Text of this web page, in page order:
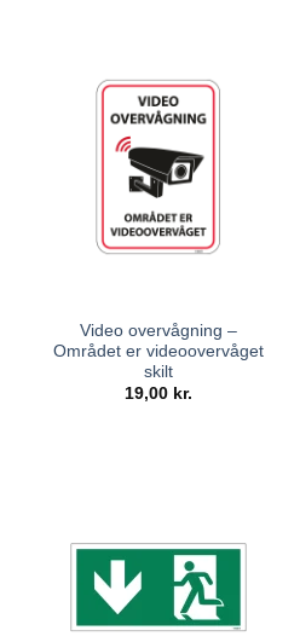
Video overvågning –
Området er videoovervåget
skilt
19,00 kr.